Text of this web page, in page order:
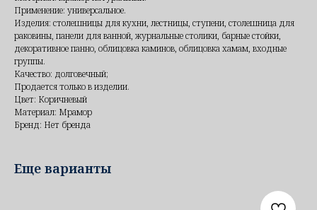
Применение: универсальное.
Изделия: столешницы для кухни, лестницы, ступени, столешница для
раковины, панели для ванной, журнальные столики, барные стойки,
декоративное панно, облицовка каминов, облицовка хамам, входные
группы.
Качество: долговечный;
Продается только в изделии.
Цвет: Коричневый
Материал: Мрамор
Бренд: Нет бренда
Еще варианты